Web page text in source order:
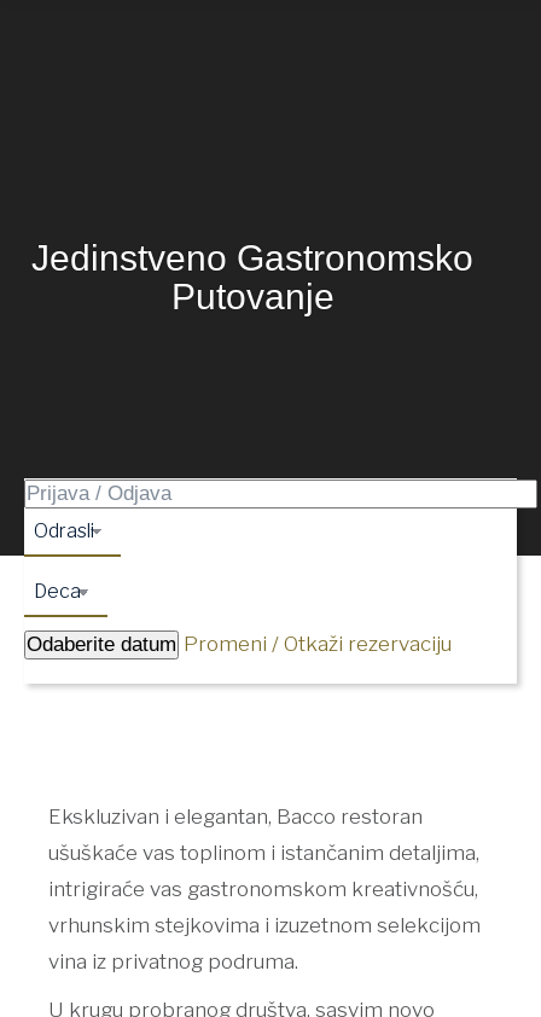
Jedinstveno Gastronomsko
Putovanje
Odaberite datum Promeni / Otkaži rezervaciju
Ekskluzivan i elegantan, Bacco restoran
ušuškaće vas toplinom i istančanim detaljima,
intrigiraće vas gastronomskom kreativnošću,
vrhunskim stejkovima i izuzetnom selekcijom
vina iz privatnog podruma.
U krugu probranog društva, sasvim novo